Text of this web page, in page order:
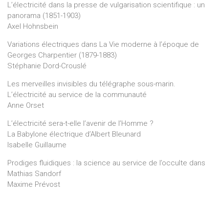
L’électricité dans la presse de vulgarisation scientifique : un
panorama (1851-1903)
Axel Hohnsbein
Variations électriques dans La Vie moderne à l’époque de
Georges Charpentier (1879-1883)
Stéphanie Dord-Crouslé
Les merveilles invisibles du télégraphe sous-marin.
L’électricité au service de la communauté
Anne Orset
L’électricité sera-t-elle l’avenir de l’Homme ?
La Babylone électrique d’Albert Bleunard
Isabelle Guillaume
Prodiges fluidiques : la science au service de l’occulte dans
Mathias Sandorf
Maxime Prévost